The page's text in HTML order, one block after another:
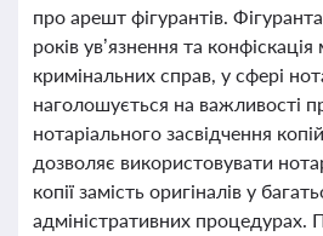
про арешт фігурантів.
років ув’язнення та
кримінальних справ, у сфері
наголошується на важливості
нотаріального засвідчення
дозволяє використовувати
копії замість оригіналів у
адміністративних процедурах.